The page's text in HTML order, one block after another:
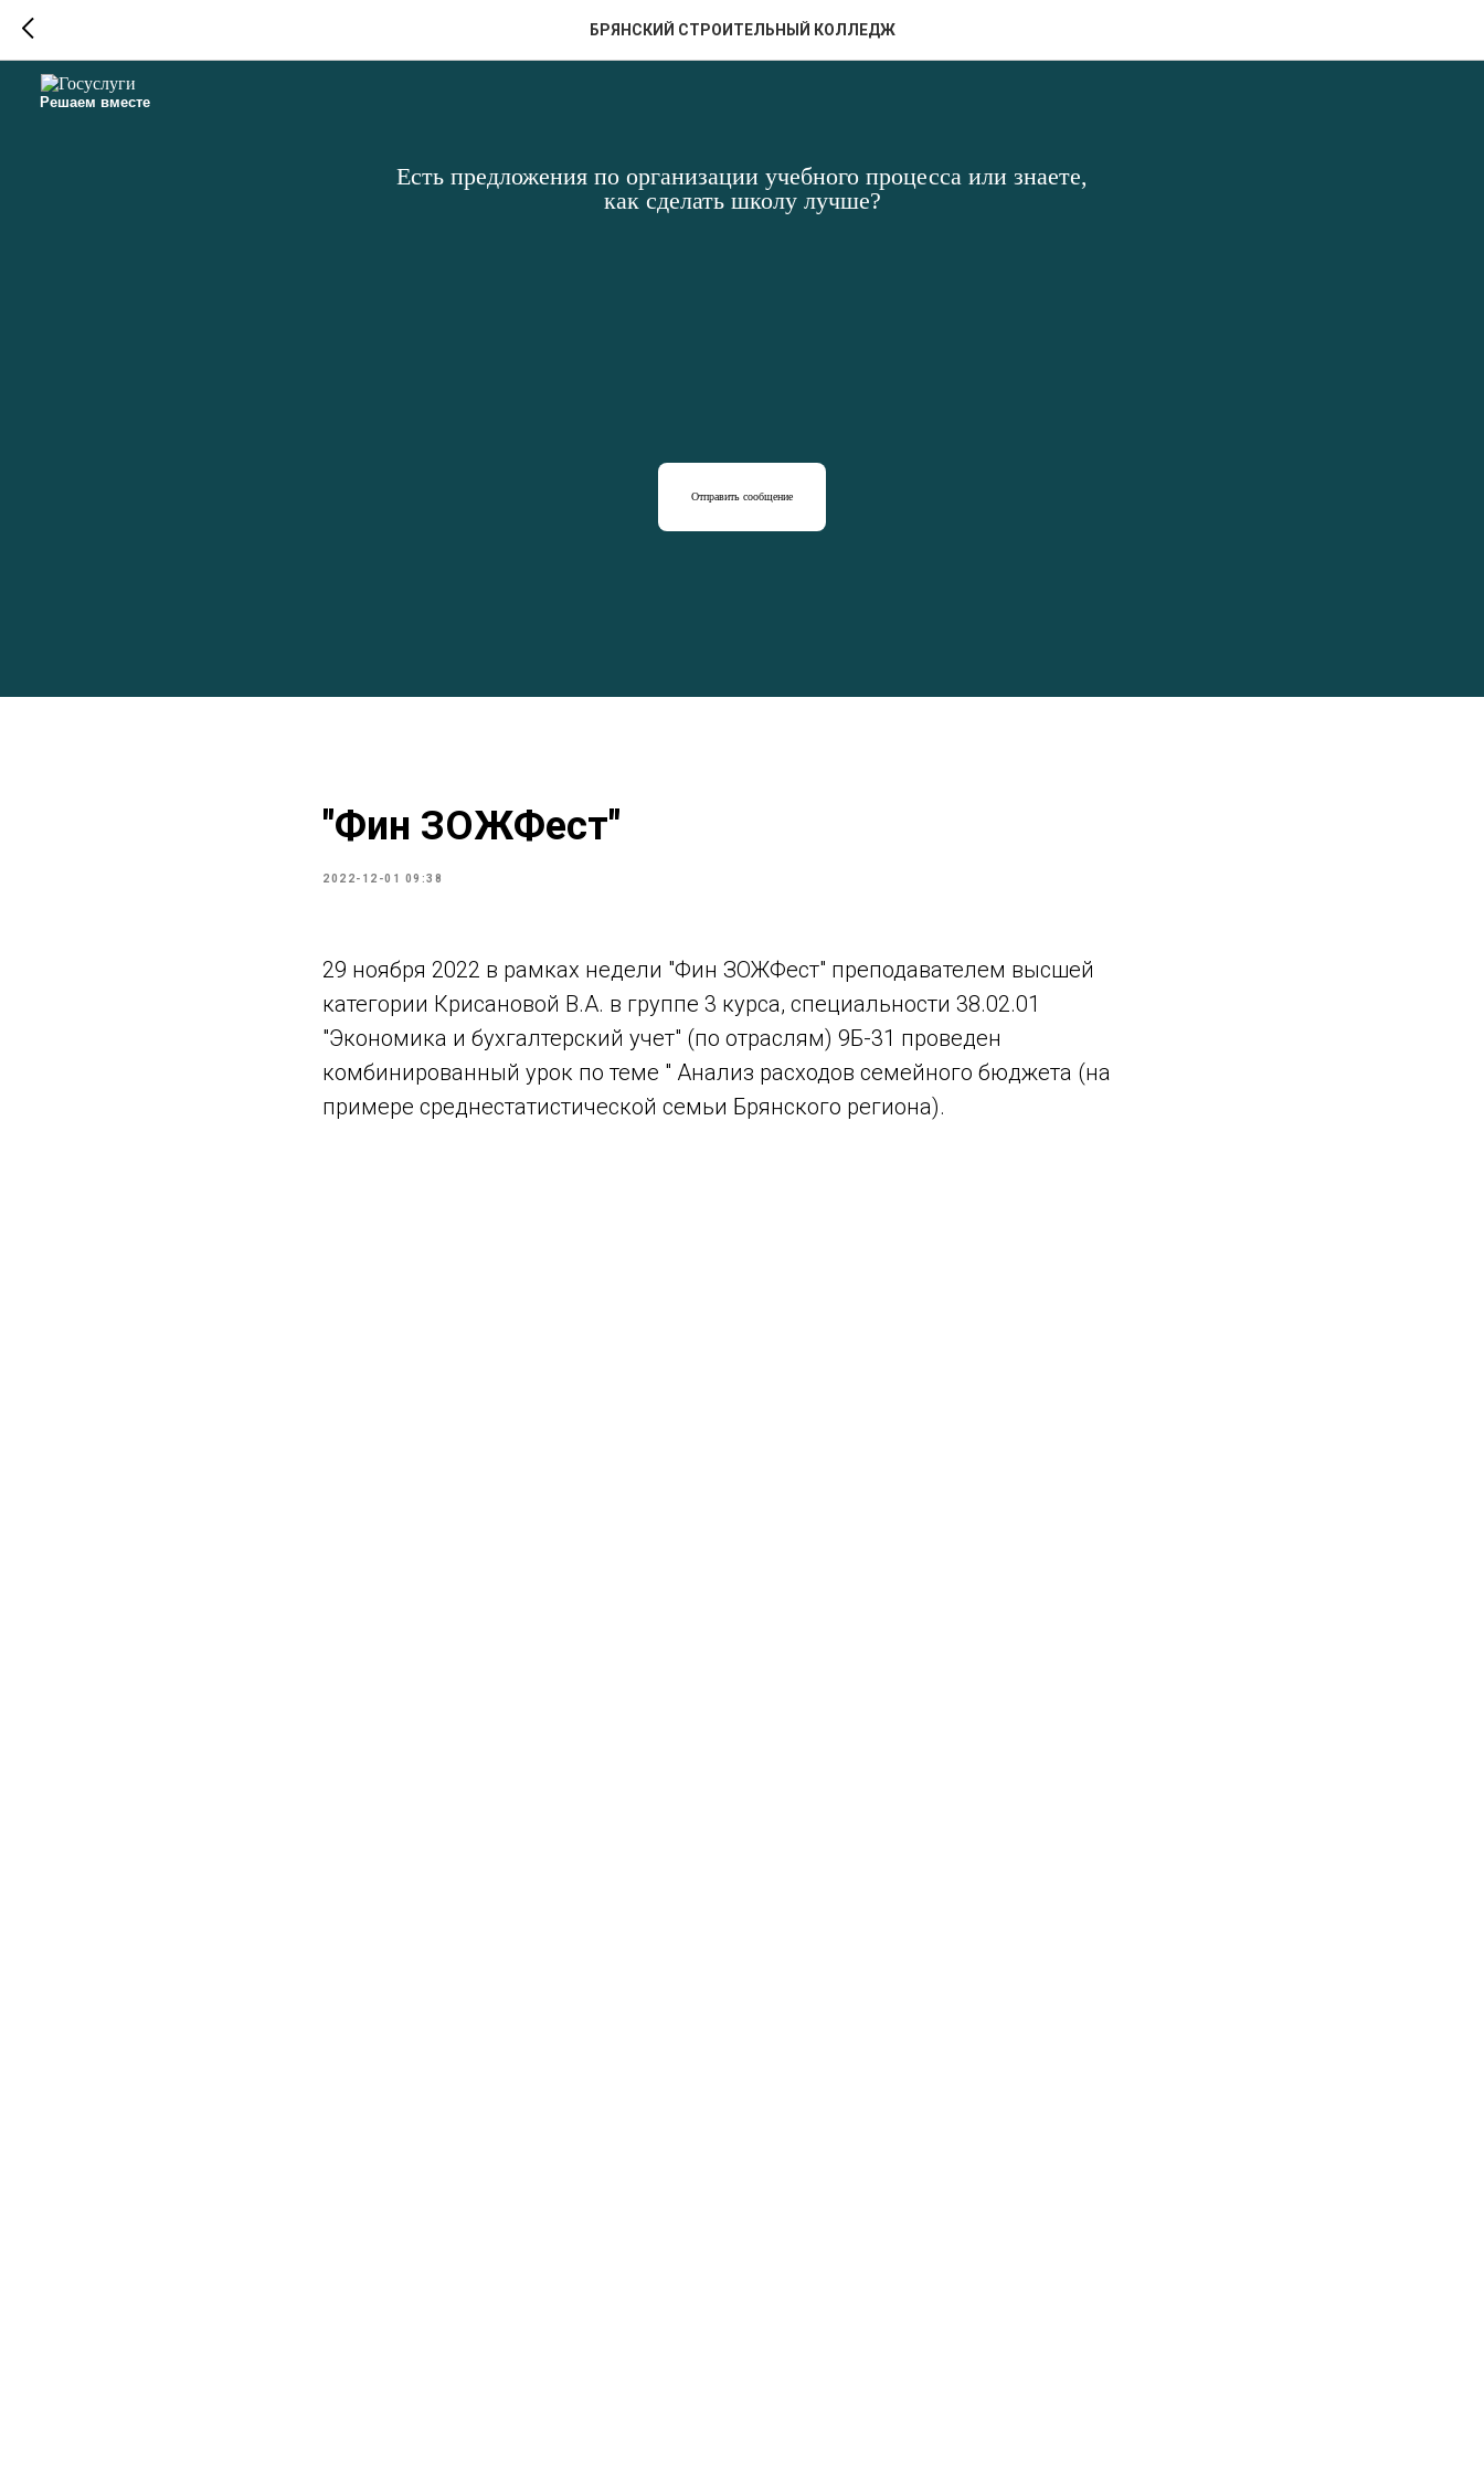
Решаем вместе
Есть предложения по организации учебного процесса или знаете,
как сделать школу лучше?
Отправить сообщение
БРЯНСКИЙ СТРОИТЕЛЬНЫЙ КОЛЛЕДЖ
"Фин ЗОЖФест"
2022-12-01 09:38
29 ноября 2022 в рамках недели "Фин ЗОЖФест" преподавателем высшей
категории Крисановой В.А. в группе 3 курса, специальности 38.02.01
"Экономика и бухгалтерский учет" (по отраслям) 9Б-31 проведен
комбинированный урок по теме " Анализ расходов семейного бюджета (на
примере среднестатистической семьи Брянского региона).